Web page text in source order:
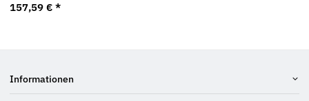
157,59 € *
Informationen